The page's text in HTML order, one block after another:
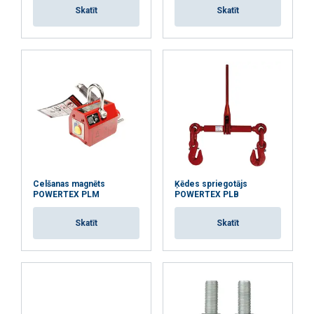
Darba temperatūra :
Standarts:
Skatīt Skatīt
Celšanas magnēts
POWERTEX PLM
Skatīt
Ķēdes spriegotājs
POWERTEX PLB
Skatīt
PIEKRIST VISIEM
RĀDĪT DETAĻAS